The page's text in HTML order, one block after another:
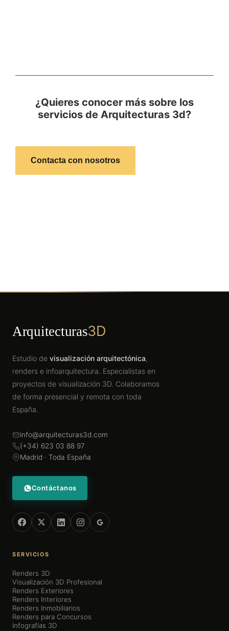
¿Quieres conocer más sobre los
servicios de Arquitecturas 3d?
Contacta con nosotros
Arquitecturas3D
Estudio de visualización arquitectónica,
renders e infoarquitectura. Especialistas en
proyectos de visualización 3D. Colaboramos
de forma presencial y remota con toda
España.
info@arquitecturas3d.com
(+34) 623 03 88 97
Madrid · Toda España
Contáctanos
SERVICIOS
Renders 3D
Visualización 3D Profesional
Renders Exteriores
Renders Interiores
Renders Inmobiliarios
Renders para Concursos
Infografías 3D